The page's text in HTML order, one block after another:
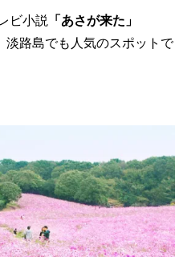
ビ小説
「あさが来た」
淡路島でも人気のスポットで